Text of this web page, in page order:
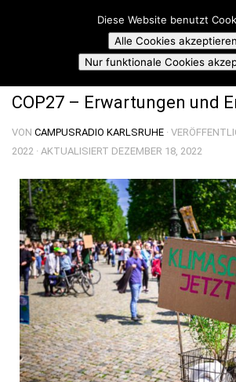
Skip to content
Campusradio Karlsruhe
ZEITGEISCHT
COP27 – Erwartungen und
VON CAMPUSRADIO KARLSRUHE ·
2022 · AKTUALISIERT DEZEMBER 18, 2022
Diese Website benutzt
Alle Cookies akzeptieren
Nur funktionale Cookies